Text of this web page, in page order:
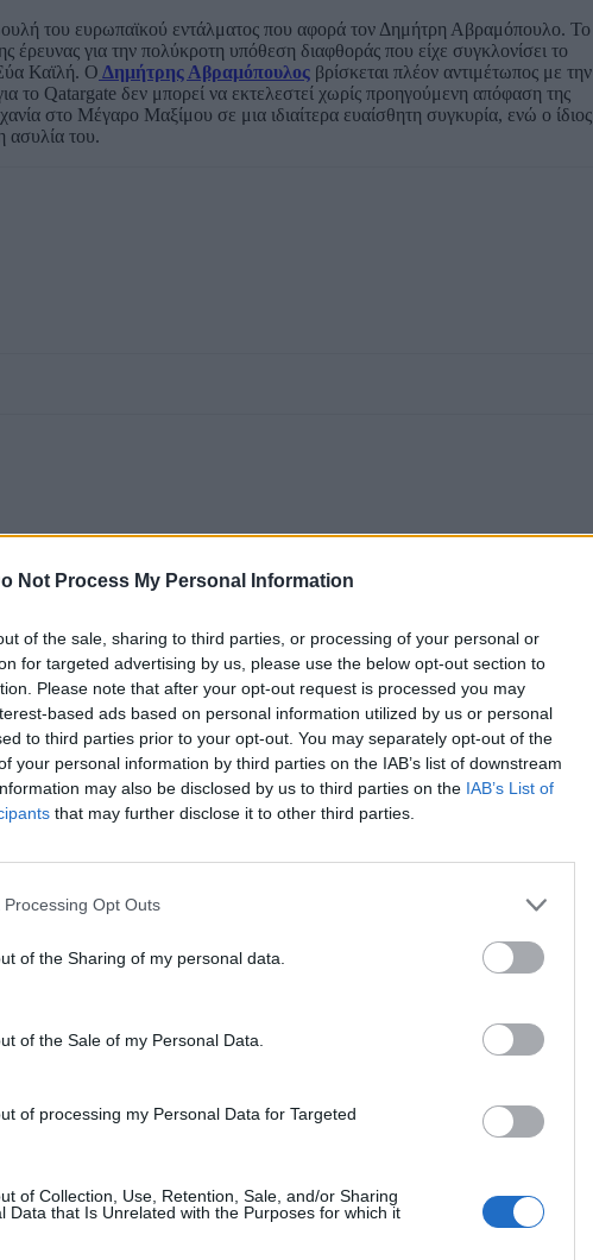
Not Process My Personal Information
of the sale, sharing to third parties, or processing of your personal or
for targeted advertising by us, please use the below opt-out section to
Please note that after your opt-out request is processed you may
based ads based on personal information utilized by us or personal
to third parties prior to your opt-out. You may separately opt-out of the
your personal information by third parties on the IAB’s list of downstream
may also be disclosed by us to third parties on the IAB’s List of
that may further disclose it to other third parties.
Opt Outs
of the Sharing of my personal data.
of the Sale of my Personal Data.
of processing my Personal Data for Targeted
of Collection, Use, Retention, Sale, and/or Sharing
Data that Is Unrelated with the Purposes for which it
του ευρωπαϊκού εντάλματος που αφορά τον Δημήτρη Αβραμόπουλο. Το
για την πολύκροτη υπόθεση διαφθοράς που είχε συγκλονίσει το
Καϊλή. Ο Δημήτρης Αβραμόπουλος βρίσκεται πλέον αντιμέτωπος με την
το Qatargate δεν μπορεί να εκτελεστεί χωρίς προηγούμενη απόφαση της
στο Μέγαρο Μαξίμου σε μια ιδιαίτερα ευαίσθητη συγκυρία, ενώ ο ίδιος
ασυλία του.